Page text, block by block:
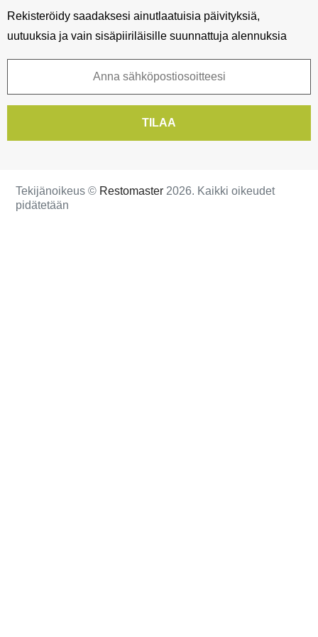
Rekisteröidy saadaksesi ainutlaatuisia päivityksiä,
uutuuksia ja vain sisäpiiriläisille suunnattuja alennuksia
TILAA
Tekijänoikeus © Restomaster 2026. Kaikki oikeudet
pidätetään